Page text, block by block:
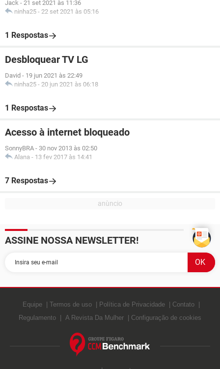
Jack - 21 set 2021 às 11:36
ninha25 - 22 set 2021 às 05:16
1 Respostas
Desbloquear TV LG
David - 19 jun 2021 às 22:49
ninha25 - 20 jun 2021 às 06:18
1 Respostas
Acesso à internet bloqueado
SonnyBRA - 30 nov 2013 às 02:50
Alana - 13 fev 2017 às 14:41
7 Respostas
ASSINE NOSSA NEWSLETTER!
Equipe Termos de uso Política de Privacidade
Contato
Regulamento
A Revista Da Mulher Configuração de cookies